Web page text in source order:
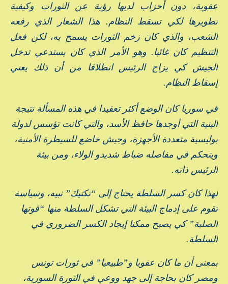
عفوية، دون أحزاب لديها رؤية عن الثورات وكيفية
تطويرها لكي تسقط النظام. هذا الشعار الذي رفعه
الشعب، والذي كان زخم الثورات يسمح به، لكن فعل
التنظيم كان غائبا. وهو الأمر الذي كان يستدعي تدخل
الجيش كي يزاح الرئيس انطلاقا من أن ذلك يعني
إسقاط النظام.
في سوريا كان الوضع أكثر تعقيدا في هذه المسألة نتيجة
البنية التي أوجدها حافظ الأسد، والتي كانت تؤسس لدولة
بوليسية متعددة الأجهزة، وجيش خاضع للسيطرة الأمنية،
ويتحكم في مفاصله ضباط شديدو الولاء، ومن بيئة
الرئيس ذاته.
لهذا كان كسر السلطة يحتاج إلى “تكتيك” نبيه، وسياسة
تقوم على إدماج البيئة التي تشكل السلطة منها “قوتها
الصلبة” كي يصبح ممكنا إيجاد الكسر الضروري في
السلطة.
بمعنى أن ما كان عفويا و”طبيعيا” في ثورات تونس
ومصر كان بحاجة إلى جهد ووعي في الثورة السورية،